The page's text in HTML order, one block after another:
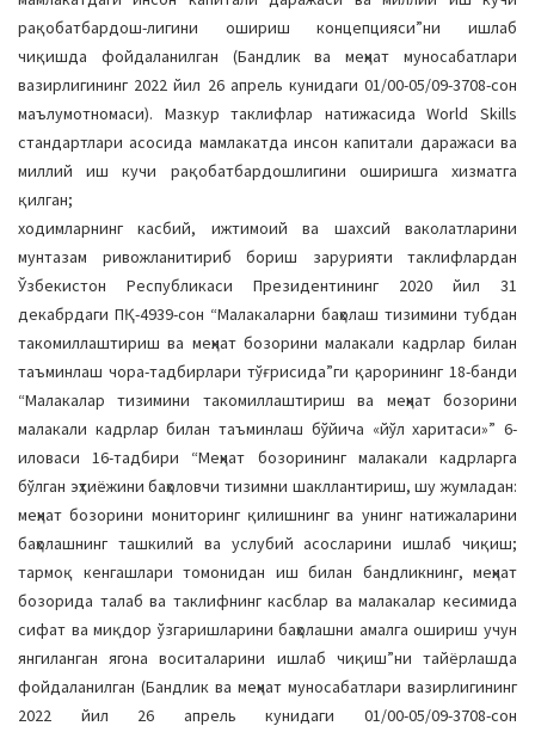
рақобатбардош-лигини ошириш концепцияси”ни ишлаб
чиқишда фойдаланилган (Бандлик ва меҳнат муносабатлари
вазирлигининг 2022 йил 26 апрель кунидаги 01/00-05/09-3708-сон
маълумотномаси). Мазкур таклифлар натижасида World Skills
стандартлари асосида мамлакатда инсон капитали даражаси ва
миллий иш кучи рақобатбардошлигини оширишга хизматга
қилган;
ходимларнинг касбий, ижтимоий ва шахсий ваколатларини
мунтазам ривожланитириб бориш зарурияти таклифлардан
Ўзбекистон Республикаси Президентининг 2020 йил 31
декабрдаги ПҚ-4939-сон “Малакаларни баҳолаш тизимини тубдан
такомиллаштириш ва меҳнат бозорини малакали кадрлар билан
таъминлаш чора-тадбирлари тўғрисида”ги қарорининг 18-банди
“Малакалар тизимини такомиллаштириш ва меҳнат бозорини
малакали кадрлар билан таъминлаш бўйича «йўл харитаси»” 6-
иловаси 16-тадбири “Меҳнат бозорининг малакали кадрларга
бўлган эҳтиёжини баҳоловчи тизимни шакллантириш, шу жумладан:
меҳнат бозорини мониторинг қилишнинг ва унинг натижаларини
баҳолашнинг ташкилий ва услубий асосларини ишлаб чиқиш;
тармоқ кенгашлари томонидан иш билан бандликнинг, меҳнат
бозорида талаб ва таклифнинг касблар ва малакалар кесимида
сифат ва миқдор ўзгаришларини баҳолашни амалга ошириш учун
янгиланган ягона воситаларини ишлаб чиқиш”ни тайёрлашда
фойдаланилган (Бандлик ва меҳнат муносабатлари вазирлигининг
2022 йил 26 апрель кунидаги 01/00-05/09-3708-сон